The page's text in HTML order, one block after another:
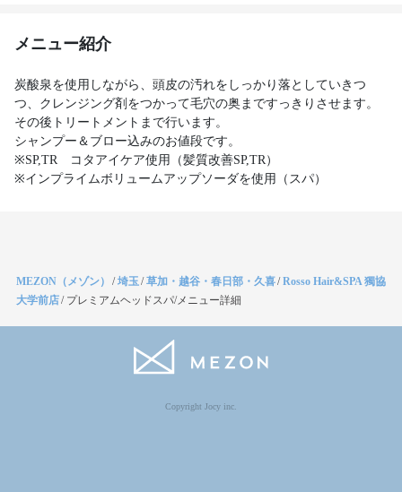
メニュー紹介
炭酸泉を使用しながら、頭皮の汚れをしっかり落としていきつ
つ、クレンジング剤をつかって毛穴の奥まですっきりさせます。
その後トリートメントまで行います。
シャンプー＆ブロー込みのお値段です。
※SP,TR コタアイケア使用（髪質改善SP,TR）
MEZON（メゾン） /埼玉/草加・越谷・春日部・久喜/Rosso Hair&SPA 獨協
大学前店/ プレミアムヘッドスパ/メニュー詳細
Copyright Jocy inc.